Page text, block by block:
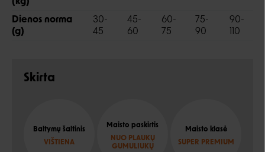
(kg)
Dienos norma
(g)
30-
45
45-
60
60-
75
75-
90
90-
110
Skirta
Baltymų šaltinis
VIŠTIENA
Maisto paskirtis
NUO PLAUKŲ
GUMULIUKŲ
Maisto klasė
SUPER PREMIUM